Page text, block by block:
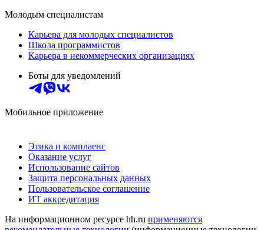
Молодым специалистам
Карьера для молодых специалистов
Школа программистов
Карьера в некоммерческих организациях
Боты для уведомлений
Мобильное приложение
Этика и комплаенс
Оказание услуг
Использование сайтов
Защита персональных данных
Пользовательское соглашение
ИТ аккредитация
На информационном ресурсе hh.ru применяются